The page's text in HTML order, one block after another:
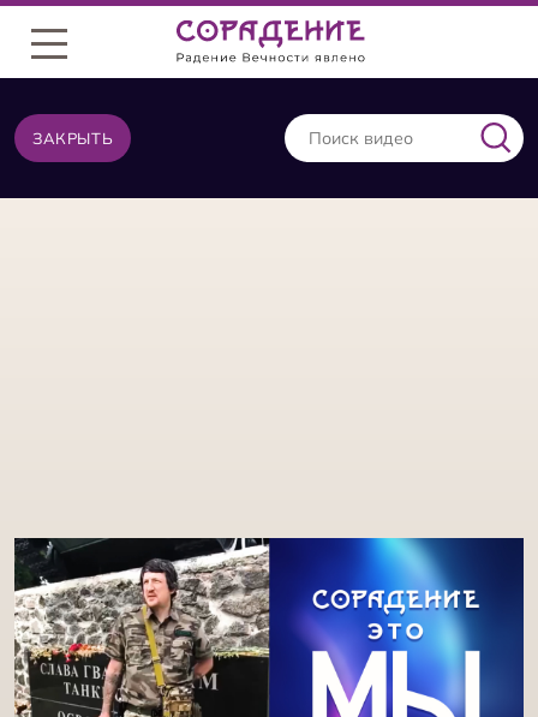
Меню
ЗАКРЫТЬ
Паутина лжи